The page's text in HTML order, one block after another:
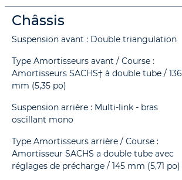
Châssis
Suspension avant : Double triangulation
Type Amortisseurs avant / Course :
Amortisseurs SACHS† à double tube / 136
mm (5,35 po)
Suspension arrière : Multi-link - bras
oscillant mono
Type Amortisseurs arrière / Course :
Amortisseur SACHS a double tube avec
réglages de précharge / 145 mm (5,71 po)